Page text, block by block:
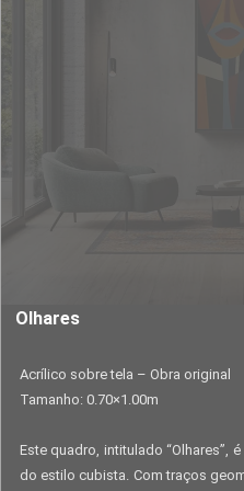
Olhares
Acrílico sobre tela – Obra original
Tamanho: 0.70×1.00m
Este quadro, intitulado “Olhares”,
do estilo cubista. Com traços